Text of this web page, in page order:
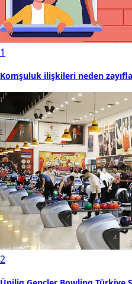
1
Komşuluk ilişkileri neden
2